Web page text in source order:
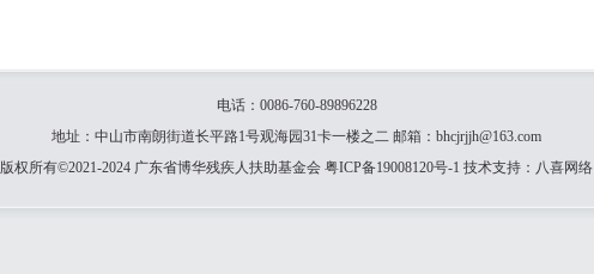
电话：0086-760-89896228
地址：中山市南朗街道长平路1号观海园31卡一楼之二 邮箱：bhcjrjjh@163.com
版权所有©2021-2024 广东省博华残疾人扶助基金会 粤ICP备19008120号-1 技术支持： 八喜网络